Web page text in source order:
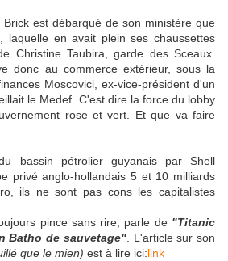
est débarqué de son ministère que
laquelle en avait plein ses chaussettes
Christine Taubira, garde des Sceaux.
donc au commerce extérieur, sous la
Moscovici, ex-vice-président d'un
le Medef. C'est dire la force du lobby
rose et vert. Et que va faire
bassin pétrolier guyanais par Shell
privé anglo-hollandais 5 et 10 milliards
ils ne sont pas cons les capitalistes
pince sans rire, parle de "Titanic
Batho de sauvetage". L'article sur son
que le mien) est à lire ici:link